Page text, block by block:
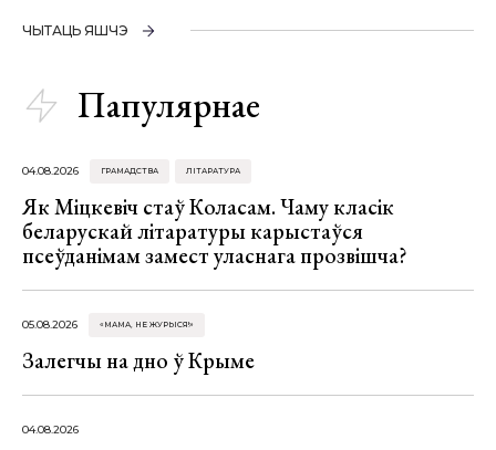
ЧЫТАЦЬ ЯШЧЭ
Папулярнае
04.08.2026 ГРАМАДСТВА ЛІТАРАТУРА
Як Міцкевіч стаў Коласам. Чаму класік
беларускай літаратуры карыстаўся
псеўданімам замест уласнага прозвішча?
05.08.2026 «МАМА, НЕ ЖУРЫСЯ!»
Залегчы на дно ў Крыме
04.08.2026